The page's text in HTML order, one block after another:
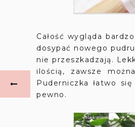
Całość wygląda
dosypać nowego
nie przeszkadzają.
ilością, zawsze
Puderniczka łatwo
pewno.